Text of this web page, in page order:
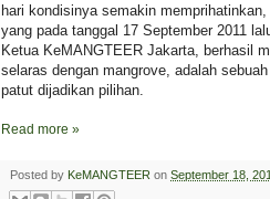
hari kondisinya semakin
yang pada tanggal 17 September 2011
Ketua KeMANGTEER Jakarta, berhasil
selaras dengan mangrove, adalah
patut dijadikan pilihan.
Read more »
Posted by KeMANGTEER on September 18,